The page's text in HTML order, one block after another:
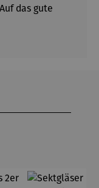
das gute